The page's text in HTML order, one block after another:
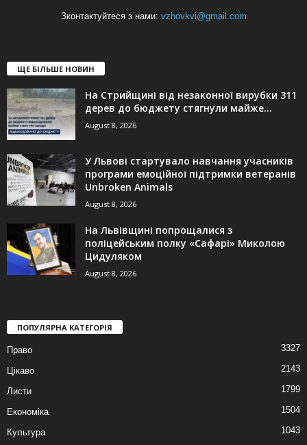
Зконтактуйтеся з нами: vzhovkvi@gmail.com
ЩЕ БІЛЬШЕ НОВИН
На Стрийщині від незаконної вирубки 311
дерев до бюджету стягнули майже...
August 8, 2026
У Львові стартувало навчання учасників
програми емоційної підтримки ветеранів
Unbroken Animals
August 8, 2026
На Львівщині попрощалися з
поліцейським полку «Сафарі» Миколою
Цидуляком
August 8, 2026
ПОПУЛЯРНА КАТЕГОРІЯ
Право 3327
Цікаво 2143
Листи 1799
Економіка 1504
Культура 1043